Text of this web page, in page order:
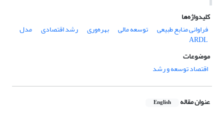
کلیدواژه‌ها
فراوانی منابع طبیعی
توسعه مالی بهره‌وری رشد اقتصادی مدل
ARDL
موضوعات
اقتصاد توسعه و رشد
عنوان مقاله English